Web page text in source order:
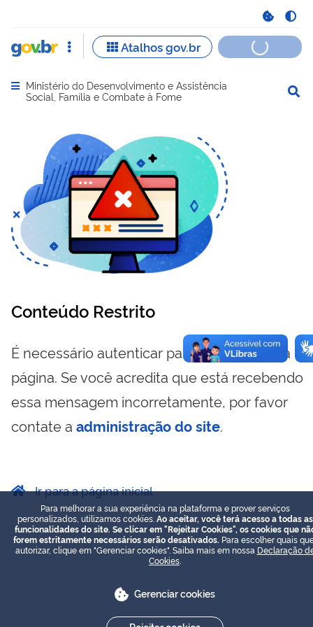
Abrir menu principal de navegação
Ministério do Desenvolvimento e Assistência
Social, Família e Combate à Fome
Conteúdo Restrito
É necessário autenticar para visualizar essa
página. Se você acredita que está recebendo
essa mensagem incorretamente, por favor
contate a administração do site.
Ir para a página inicial
Para melhorar a sua experiência na plataforma e prover serviços
personalizados, utilizamos cookies. Ao aceitar, você terá acesso a todas as
funcionalidades do site. Se clicar em "Rejeitar Cookies", os cookies que
forem estritamente necessários serão desativados. Para escolher quais
autorizar, clique em "Gerenciar cookies". Saiba mais em nossa Declaração
Cookies
Gerenciar cookies